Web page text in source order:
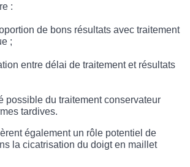
:
de bons résultats avec traitement
;
entre délai de traitement et résultats
possible du traitement conservateur
tardives.
également un rôle potentiel de
la cicatrisation du doigt en maillet